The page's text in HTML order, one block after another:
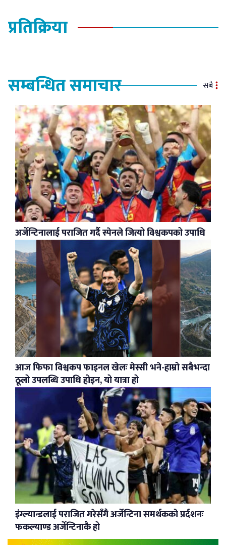
प्रतिक्रिया
सम्बन्धित समाचार सबै
अर्जेन्टिनालाई पराजित गर्दै स्पेनले जित्यो विश्वकपको उपाधि
आज फिफा विश्वकप फाइनल खेलः मेस्सी भने-हाम्रो सबैभन्दा
ठूलो उपलब्धि उपाधि होइन, यो यात्रा हो
इंग्ल्यान्डलाई पराजित गरेसँगै अर्जेन्टिना समर्थकको प्रर्दशनः
फकल्याण्ड अर्जेन्टिनाकै हो